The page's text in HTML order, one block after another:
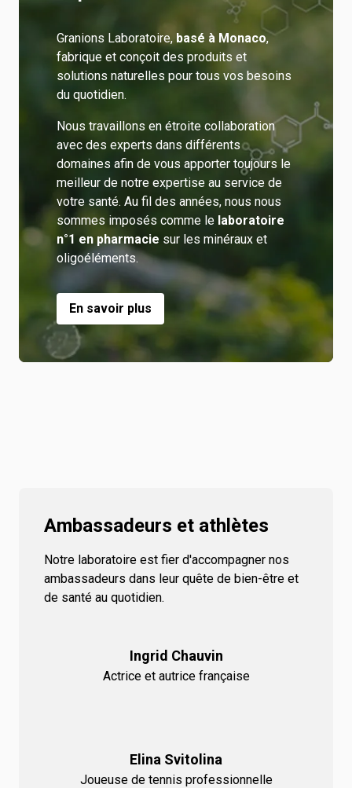
Granions Laboratoire, basé à Monaco,
fabrique et conçoit des produits et
solutions naturelles pour tous vos besoins
du quotidien.
Nous travaillons en étroite collaboration
avec des experts dans différents
domaines afin de vous apporter toujours le
meilleur de notre expertise au service de
votre santé. Au fil des années, nous nous
sommes imposés comme le laboratoire
n°1 en pharmacie sur les minéraux et
oligoéléments.
En savoir plus
Ambassadeurs et athlètes
Notre laboratoire est fier d'accompagner nos
ambassadeurs dans leur quête de bien-être et
de santé au quotidien.
Ingrid Chauvin
Actrice et autrice française
Elina Svitolina
Joueuse de tennis professionnelle